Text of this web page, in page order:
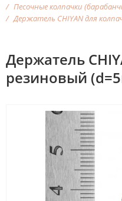
Песочные колпачки
Держатель CHIYAN для
Держатель
резиновый